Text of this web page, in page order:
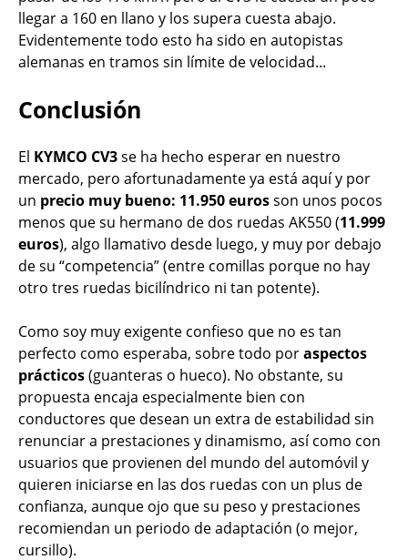
llegar a 160 en llano y los supera cuesta abajo.
Evidentemente todo esto ha sido en autopistas
alemanas en tramos sin límite de velocidad...
Conclusión
El KYMCO CV3se ha hecho esperar en nuestro
mercado, pero afortunadamente ya está aquí y por
un precio muy bueno: 11.950 eurosson unos pocos
menos que su hermano de dos ruedas AK550 (11.999
euros), algo llamativo desde luego, y muy por debajo
de su “competencia” (entre comillas porque no hay
otro tres ruedas bicilíndrico ni tan potente).
Como soy muy exigente confieso que no es tan
perfecto como esperaba, sobre todo poraspectos
prácticos(guanteras o hueco). No obstante, su
propuesta encaja especialmente bien con
conductores que desean un extra de estabilidad sin
renunciar a prestaciones y dinamismo, así como con
usuarios que provienen del mundo del automóvil y
quieren iniciarse en las dos ruedas con un plus de
confianza, aunque ojo que su peso y prestaciones
recomiendan un periodo de adaptación (o mejor,
cursillo).